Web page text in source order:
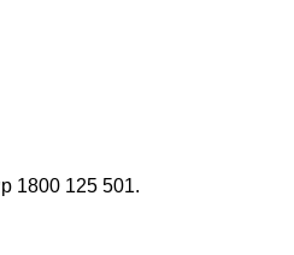
1800 125 501.